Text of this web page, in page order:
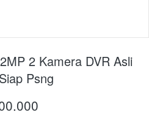
2 Kamera DVR Asli
Psng